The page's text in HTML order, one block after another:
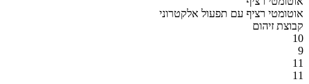
אוטומטי רציף עם תפעול אלקטרוני
קבוצת זיהום
10
9
11
11